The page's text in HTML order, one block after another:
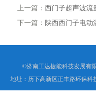
上一篇： 西门子超声波流
下一篇： 陕西西门子电动
©济南工达捷能科技发展有
地址：历下高新区正丰路环保科